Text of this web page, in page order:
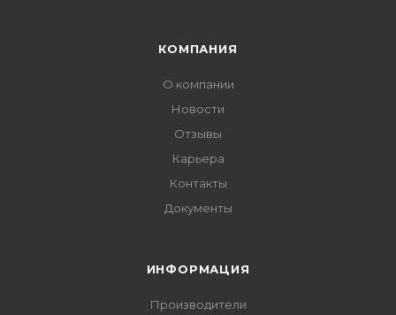
КОМПАНИЯ
О компании
Новости
Отзывы
Карьера
Контакты
Документы
ИНФОРМАЦИЯ
Производители